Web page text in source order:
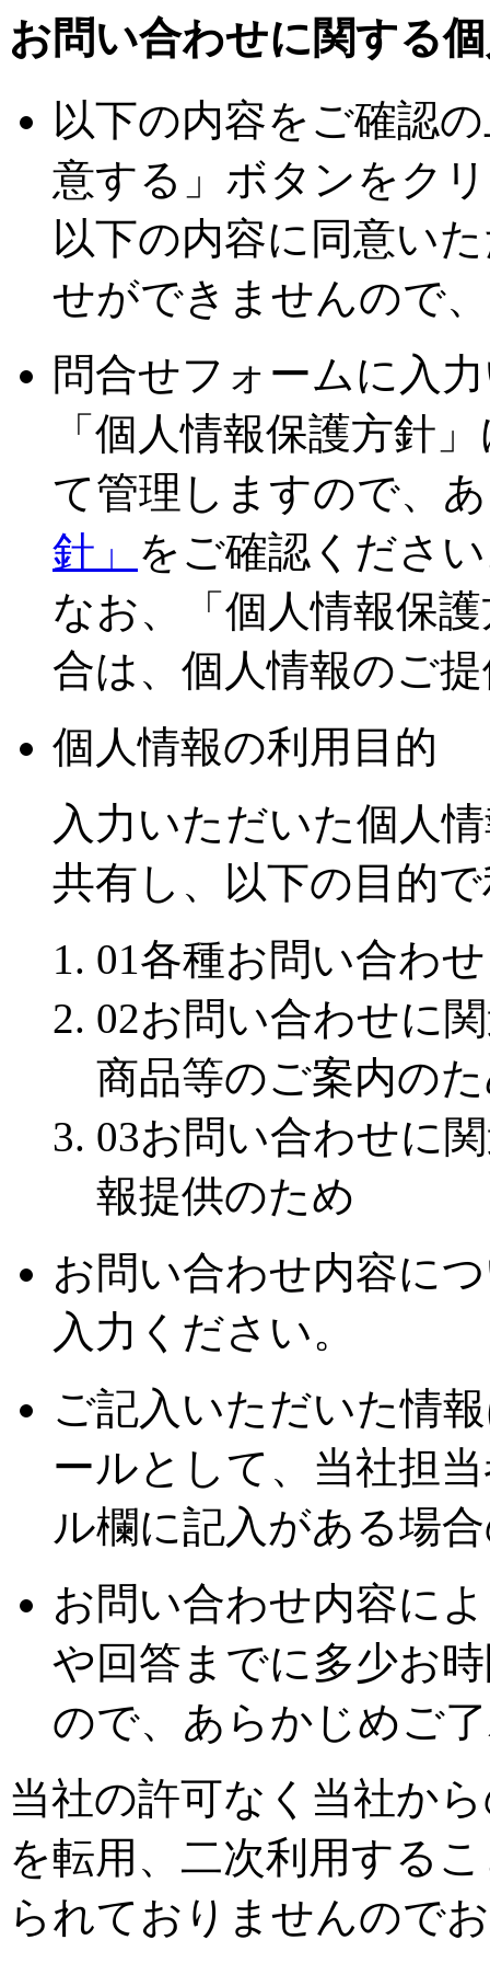
お問い合わせに関する
以下の内容をご確認
意する」ボタンをク
以下の内容に同意い
せができませんので
問合せフォームに入
「個人情報保護方針
て管理しますので、
針」 をご確認くださ
なお、「個人情報保
合は、個人情報のご
個人情報の利用目的
入力いただいた個人
共有し、以下の目的
01各種お問い合わ
02お問い合わせに
商品等のご案内の
03お問い合わせに
報提供のため
お問い合わせ内容に
入力ください。
ご記入いただいた情
ールとして、当社担
ル欄に記入がある場
お問い合わせ内容に
や回答までに多少お
ので、あらかじめご
当社の許可なく当社か
を転用、二次利用する
られておりませんので